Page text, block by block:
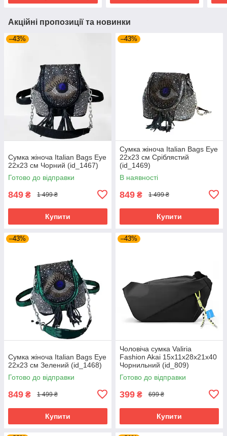
Акційні пропозиції та новинки
–43%
Сумка жіноча Italian Bags Eye
22х23 см Чорний (id_1467)
Готово до відправки
849 ₴ 1 499 ₴
Купити
–43%
Сумка жіноча Italian Bags Eye
22х23 см Сріблястий
(id_1469)
В наявності
849 ₴ 1 499 ₴
Купити
–43%
Сумка жіноча Italian Bags Eye
22х23 см Зелений (id_1468)
Готово до відправки
849 ₴ 1 499 ₴
Купити
–43%
Чоловіча сумка Valiria
Fashion Akai 15x11x28x21x40
Чорнильний (id_809)
Готово до відправки
399 ₴ 699 ₴
Купити